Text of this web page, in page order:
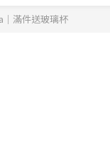
｜滿件送玻璃杯